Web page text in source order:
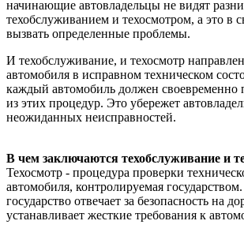
начинающие автовладельцы не видят
техобслуживанием и техосмотром, а это в
вызвать определенные проблемы.
И техобслуживание, и техосмотр
автомобиля в исправном техническом
каждый автомобиль должен своевременно
из этих процедур. Это убережет
неожиданных неисправностей.
В чем заключаются техобслуживание и
Техосмотр - процедура проверки
автомобиля, контролируемая
государство отвечает за безопасность на
устанавливает жесткие требования к